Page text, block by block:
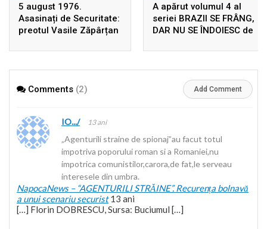
5 august 1976.
Asasinați de Securitate:
preotul Vasile Zăpârțan
uciși, în Germania, prin
A apărut volumul 4 al
seriei BRAZII SE FRÂNG,
DAR NU SE ÎNDOIESC de
după 22 de ani de la
din Munții Făgărașului în
arhivele Securității
Comments (2) Add Comment
IO.../ 13 ani
„Agenturili straine de spionaj”au facut totul
impotriva poporului roman si a Romaniei,nu
impotrica comunistilor,carora,de fat,le serveau
interesele din umbra.
NapocaNews – “AGENTURILI STRĂINE”. Recurența bolnavă
a unui scenariu securist 13 ani
[…] Florin DOBRESCU, Sursa: Buciumul […]